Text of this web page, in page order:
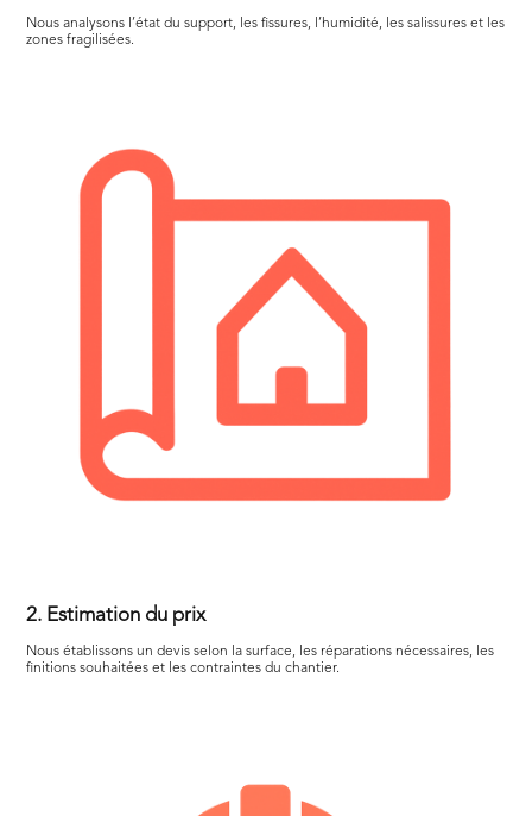
Nous analysons l’état du support, les fissures, l’humidité, les salissures et les
zones fragilisées.
2. Estimation du prix
Nous établissons un devis selon la surface, les réparations nécessaires, les
finitions souhaitées et les contraintes du chantier.